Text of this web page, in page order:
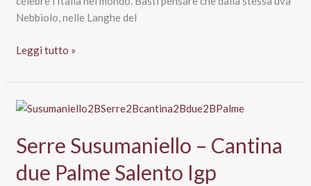
Nebbiolo, nelle Langhe del
Nebbiolo
Doc
2013,
Giacosa
e
figli
Leggi tutto »
Serre Susumaniello – Cantina
due Palme Salento Igp